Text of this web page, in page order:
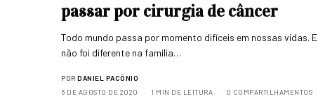
passar por cirurgia de câncer
Todo mundo passa por momento difíceis em nossas vidas. E
não foi diferente na família…
POR DANIEL PACÔNIO
6 DE AGOSTO DE 2020
1 MIN DE LEITURA 0 COMPARTILHAMENTOS